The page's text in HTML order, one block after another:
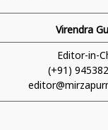
Virendra
Editor-in-
(+91)